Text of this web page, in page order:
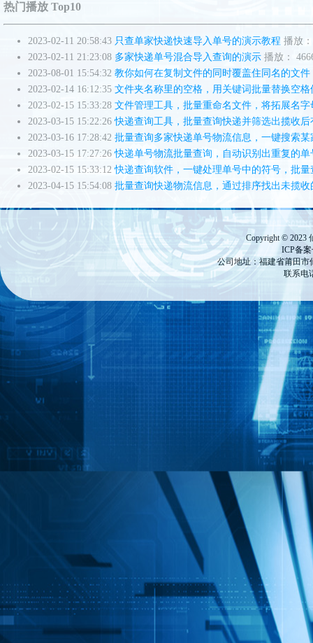
热门播放 Top10
2023-02-11 20:58:43 只查单家快递快速导入单号的演示教程 播放
2023-02-11 21:23:08 多家快递单号混合导入查询的演示 播放：
2023-08-01 15:54:32 教你如何在复制文件的同时覆盖住同名的文件
2023-02-14 16:12:35 文件夹名称里的空格，用关键词批量替换空格
2023-02-15 15:33:28 文件管理工具，批量重命名文件，将拓展名字
2023-03-15 15:22:26快递查询工具，批量查询快递并筛选出揽收
2023-03-16 17:28:42 批量查询多家快递单号物流信息，一键搜索
2023-03-15 17:27:26快递单号物流批量查询，自动识别出重复的单
2023-02-15 15:33:12快递查询软件，一键处理单号中的符号，批
2023-04-15 15:54:08 批量查询快递物流信息，通过排序找出未揽
Copyright © 2023
ICP备
公司地址：福建省莆田市
联系电